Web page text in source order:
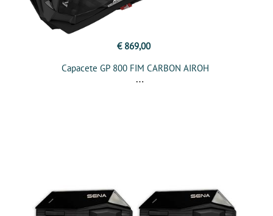
€ 869,00
Capacete GP 800 FIM CARBON AIROH